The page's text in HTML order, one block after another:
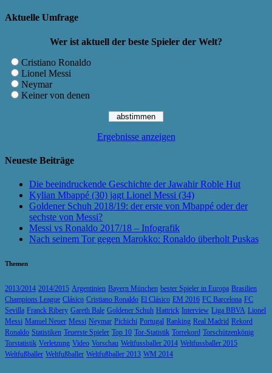
Aktuelle Umfrage
Wer ist aktuell der beste Spieler der Welt?
Cristiano Ronaldo
Lionel Messi
Neymar
Keiner von denen
Ergebnisse anzeigen
Neueste Beiträge
Die beeindruckende Geschichte der Jawahir Roble Hut
Kylian Mbappé (30) jagt Lionel Messi (34)
Goldener Schuh 2018/19: der erste von Mbappé oder der
sechste von Messi?
Messi vs Ronaldo 2017/18 – Infografik
Nach seinem Tor gegen Marokko: Ronaldo überholt Puskas
Themen
2013/2014 2014/2015 Argentinien Bayern München bester Spieler in Europa Brasilien
Champions League Clásico Cristiano Ronaldo El Clásico EM 2016 FC Barcelona FC
Sevilla Franck Ribery Gareth Bale Goldener Schuh Hattrick Interview Liga BBVA Lionel
Messi Manuel Neuer Messi Neymar Pichichi Portugal Ranking Real Madrid Rekord
Ronaldo Statistiken Teuerste Spieler Top 10 Tor-Statistik Torrekord Torschützenkönig
Torstatistik Verletzung Video Vorschau Weltfussballer 2014 Weltfussballer 2015
Weltfußballer Weltfußballer Weltfußballer 2013 WM 2014